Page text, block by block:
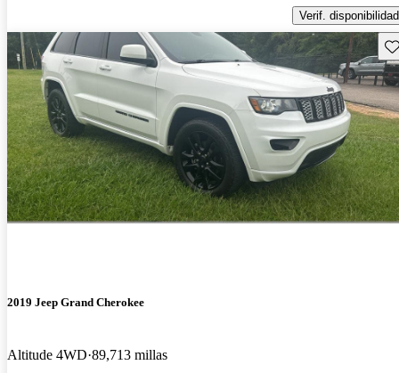
Verif. disponibilidad
2019 Jeep Grand Cherokee
Altitude 4WD 89,713 millas